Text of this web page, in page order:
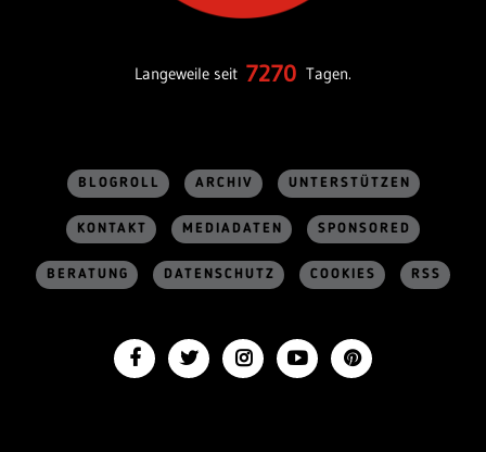
Langeweile seit 7270 Tagen.
BLOGROLL ARCHIV UNTERSTÜTZEN
KONTAKT MEDIADATEN SPONSORED
BERATUNG DATENSCHUTZ COOKIES RSS